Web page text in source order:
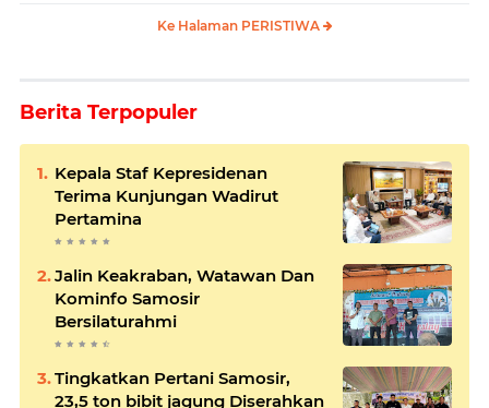
Ke Halaman PERISTIWA
Berita Terpopuler
Kepala Staf Kepresidenan
Terima Kunjungan Wadirut
Pertamina
Jalin Keakraban, Watawan Dan
Kominfo Samosir
Bersilaturahmi
Tingkatkan Pertani Samosir,
23,5 ton bibit jagung Diserahkan